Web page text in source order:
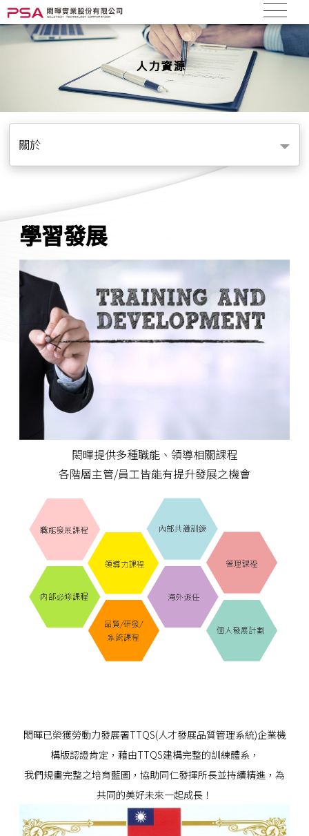
關於
學習發展
閎暉提供多種職能、領導相關課程
各階層主管/員工皆能有提升發展之機會
閎暉已榮獲勞動力發展署TTQS(人才發展品質管理系統)企業機
構版認證肯定，藉由TTQS建構完整的訓練體系，
我們規畫完整之培育藍圖，協助同仁發揮所長並持續精進，為
共同的美好未來一起成長！